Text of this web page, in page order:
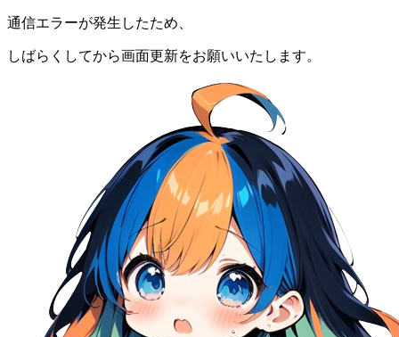
通信エラーが発生したため、
しばらくしてから画面更新をお願いいたします。